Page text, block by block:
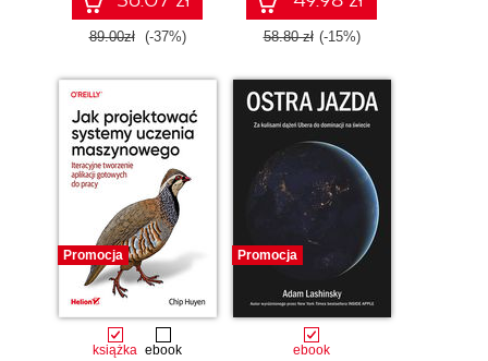
89.00zł (-37%) 58.80 zł (-15%)
Promocja
książka ebook
Promocja
ebook